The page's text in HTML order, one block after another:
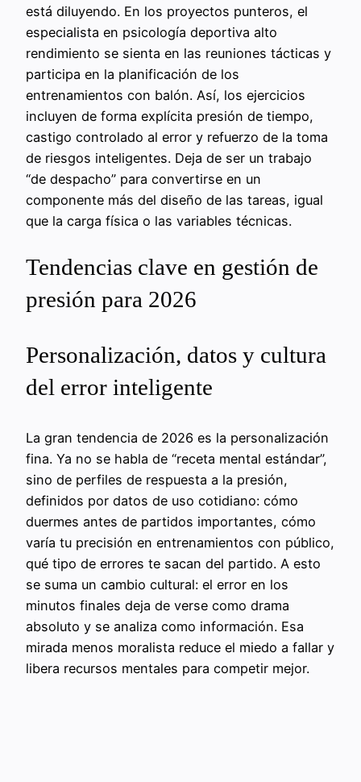
está diluyendo. En los proyectos punteros, el
especialista en psicología deportiva alto
rendimiento se sienta en las reuniones tácticas y
participa en la planificación de los
entrenamientos con balón. Así, los ejercicios
incluyen de forma explícita presión de tiempo,
castigo controlado al error y refuerzo de la toma
de riesgos inteligentes. Deja de ser un trabajo
“de despacho” para convertirse en un
componente más del diseño de las tareas, igual
que la carga física o las variables técnicas.
Tendencias clave en gestión de
presión para 2026
Personalización, datos y cultura
del error inteligente
La gran tendencia de 2026 es la personalización
fina. Ya no se habla de “receta mental estándar”,
sino de perfiles de respuesta a la presión,
definidos por datos de uso cotidiano: cómo
duermes antes de partidos importantes, cómo
varía tu precisión en entrenamientos con público,
qué tipo de errores te sacan del partido. A esto
se suma un cambio cultural: el error en los
minutos finales deja de verse como drama
absoluto y se analiza como información. Esa
mirada menos moralista reduce el miedo a fallar y
libera recursos mentales para competir mejor.